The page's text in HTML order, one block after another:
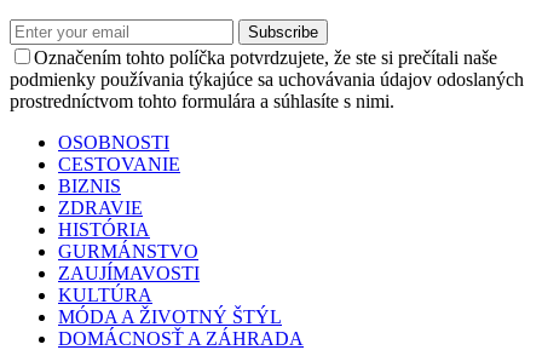
Subscribe
Označením tohto políčka potvrdzujete, že ste si prečítali naše
podmienky používania týkajúce sa uchovávania údajov odoslaných
prostredníctvom tohto formulára a súhlasíte s nimi.
OSOBNOSTI
CESTOVANIE
BIZNIS
ZDRAVIE
HISTÓRIA
GURMÁNSTVO
ZAUJÍMAVOSTI
KULTÚRA
MÓDA A ŽIVOTNÝ ŠTÝL
DOMÁCNOSŤ A ZÁHRADA